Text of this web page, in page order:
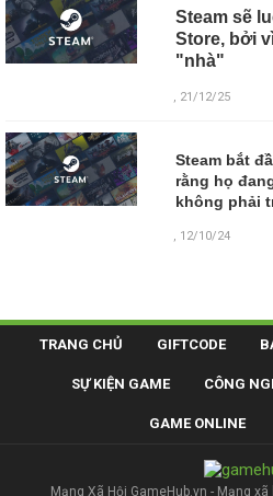
Steam sẽ
Store, bởi
"nhà"
, 21/12/25
Steam bắt
rằng họ
không phải
, 12/10/24
TRANG CHỦ GIFTCODE
SỰ KIỆN GAME CÔNG
GAME ONLINE
Mạng Xã Hội GameHub.vn - Mạng